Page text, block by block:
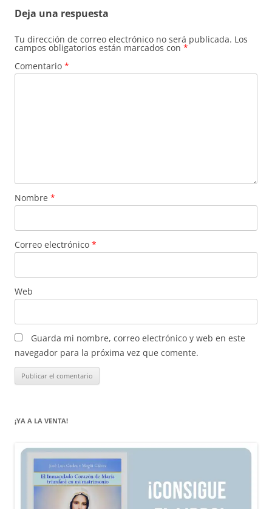
Deja una respuesta
Tu dirección de correo electrónico no será publicada. Los
campos obligatorios están marcados con *
Comentario *
Nombre *
Correo electrónico *
Web
Guarda mi nombre, correo electrónico y web en este
navegador para la próxima vez que comente.
¡YA A LA VENTA!